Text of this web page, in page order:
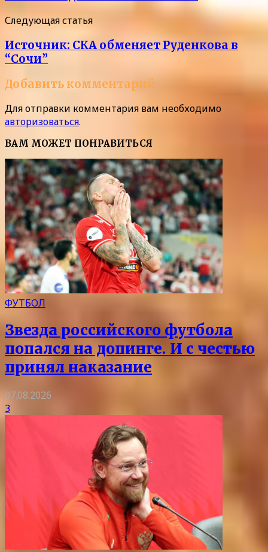
Следующая статья
Источник: СКА обменяет Руденкова в
“Сочи”
Добавить комментарий
Для отправки комментария вам необходимо
авторизоваться.
ВАМ МОЖЕТ ПОНРАВИТЬСЯ
ФУТБОЛ
Звезда российского футбола
попался на допинге. И с честью
принял наказание
07.08.2026
3